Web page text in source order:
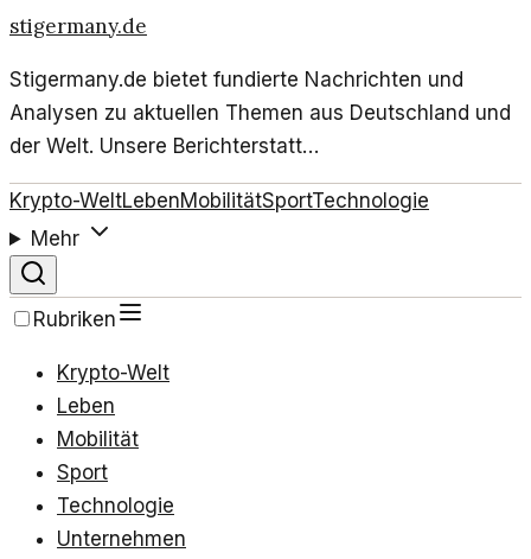
stigermany.de
Stigermany.de bietet fundierte Nachrichten und
Analysen zu aktuellen Themen aus Deutschland und
der Welt. Unsere Berichterstatt…
Krypto-WeltLebenMobilitätSportTechnologie
Mehr
Rubriken
Krypto-Welt
Leben
Mobilität
Sport
Technologie
Unternehmen